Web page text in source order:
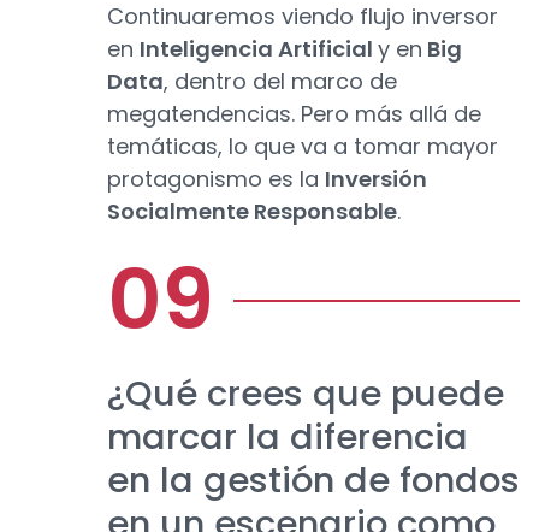
Continuaremos viendo flujo inversor
en Inteligencia Artificial y en Big
Data, dentro del marco de
megatendencias. Pero más allá de
temáticas, lo que va a tomar mayor
protagonismo es la Inversión
Socialmente Responsable.
¿Qué crees que puede
marcar la diferencia
en la gestión de fondos